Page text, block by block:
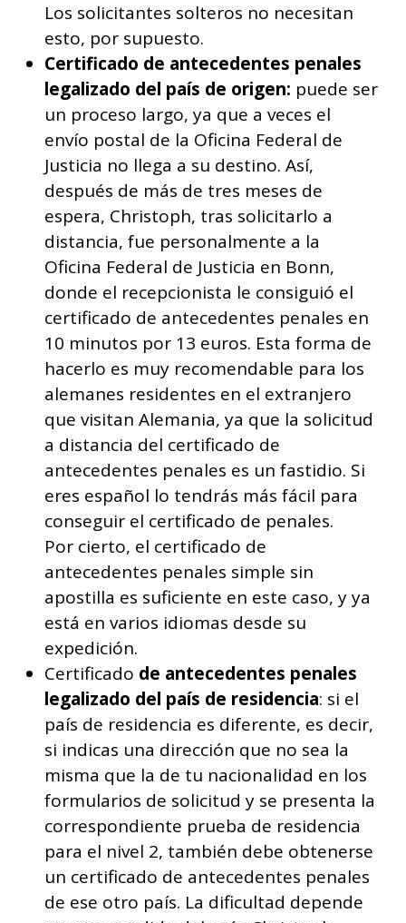
Los solicitantes solteros no necesitan
esto, por supuesto.
Certificado de antecedentes penales
legalizado del país de origen: puede ser
un proceso largo, ya que a veces el
envío postal de la Oficina Federal de
Justicia no llega a su destino. Así,
después de más de tres meses de
espera, Christoph, tras solicitarlo a
distancia, fue personalmente a la
Oficina Federal de Justicia en Bonn,
donde el recepcionista le consiguió el
certificado de antecedentes penales en
10 minutos por 13 euros. Esta forma de
hacerlo es muy recomendable para los
alemanes residentes en el extranjero
que visitan Alemania, ya que la solicitud
a distancia del certificado de
antecedentes penales es un fastidio. Si
eres español lo tendrás más fácil para
conseguir el certificado de penales.
Por cierto, el certificado de
antecedentes penales simple sin
apostilla es suficiente en este caso, y ya
está en varios idiomas desde su
expedición.
Certificado de antecedentes penales
legalizado del país de residencia: si el
país de residencia es diferente, es decir,
si indicas una dirección que no sea la
misma que la de tu nacionalidad en los
formularios de solicitud y se presenta la
correspondiente prueba de residencia
para el nivel 2, también debe obtenerse
un certificado de antecedentes penales
de ese otro país. La dificultad depende